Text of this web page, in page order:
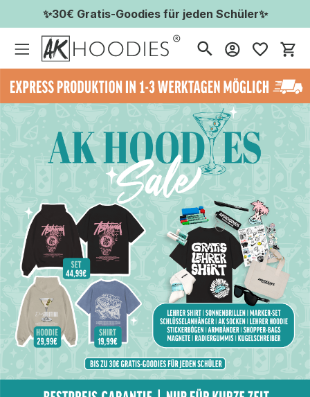
✨30€ Gratis-Goodies für jeden Schüler✨